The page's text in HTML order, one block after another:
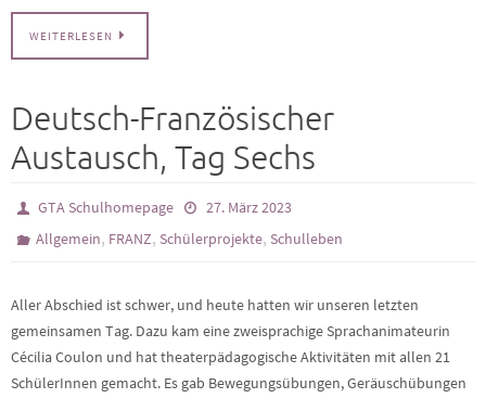
WEITERLESEN
Deutsch-Französischer
Austausch, Tag Sechs
GTA Schulhomepage
27. März 2023
Allgemein, FRANZ, Schülerprojekte, Schulleben
Aller Abschied ist schwer, und heute hatten wir unseren letzten
gemeinsamen Tag. Dazu kam eine zweisprachige Sprachanimateurin
Cécilia Coulon und hat theaterpädagogische Aktivitäten mit allen 21
SchülerInnen gemacht. Es gab Bewegungsübungen, Geräuschübungen